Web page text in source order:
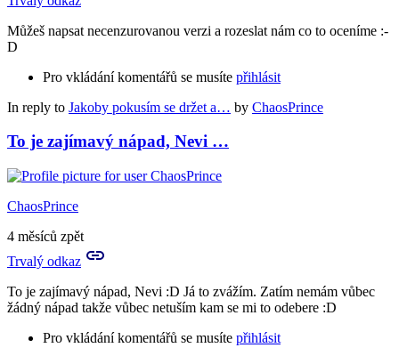
Můžeš napsat necenzurovanou verzi a rozeslat nám co to oceníme :-
D
Pro vkládání komentářů se musíte přihlásit
In reply to Jakoby pokusím se držet a… by ChaosPrince
To je zajímavý nápad, Nevi …
ChaosPrince
4 měsíců zpět
Trvalý odkaz
To je zajímavý nápad, Nevi :D Já to zvážím. Zatím nemám vůbec
žádný nápad takže vůbec netuším kam se mi to odebere :D
Pro vkládání komentářů se musíte přihlásit